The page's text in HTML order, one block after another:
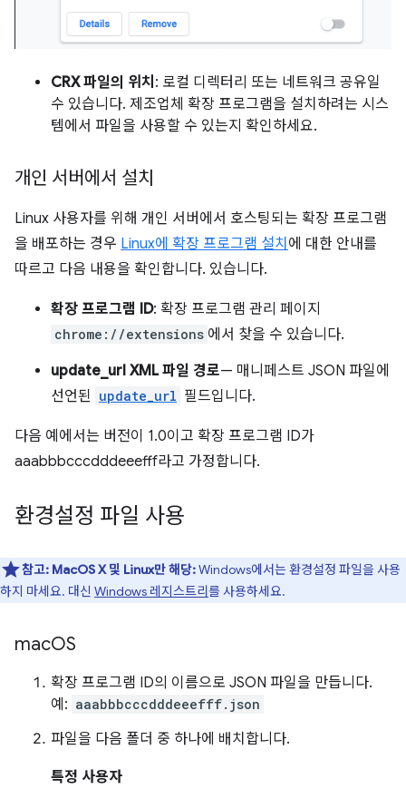
CRX 파일의 위치 : 로컬 디렉터리 또는 네트워크 공유일
수 있습니다. 제조업체 확장 프로그램을 설치하려는 시스
템에서 파일을 사용할 수 있는지 확인하세요.
개인 서버에서 설치
Linux 사용자를 위해 개인 서버에서 호스팅되는 확장 프로그램
을 배포하는 경우 Linux에 확장 프로그램 설치 에 대한 안내를
따르고 다음 내용을 확인합니다. 있습니다.
확장 프로그램 ID: 확장 프로그램 관리 페이지
chrome://extensions 에서 찾을 수 있습니다.
update_url XML 파일 경로— 매니페스트 JSON 파일에
선언된 update_url 필드입니다.
다음 예에서는 버전이 1.0이고 확장 프로그램 ID가
aaabbbcccdddeeefff라고 가정합니다.
환경설정 파일 사용
참고: MacOS X 및 Linux만 해당:Windows에서는 환경설정 파일을 사용
하지 마세요. 대신 Windows 레지스트리를 사용하세요.
macOS
확장 프로그램 ID의 이름으로 JSON 파일을 만듭니다.
예: aaabbbcccdddeeefff.json
파일을 다음 폴더 중 하나에 배치합니다.
특정 사용자